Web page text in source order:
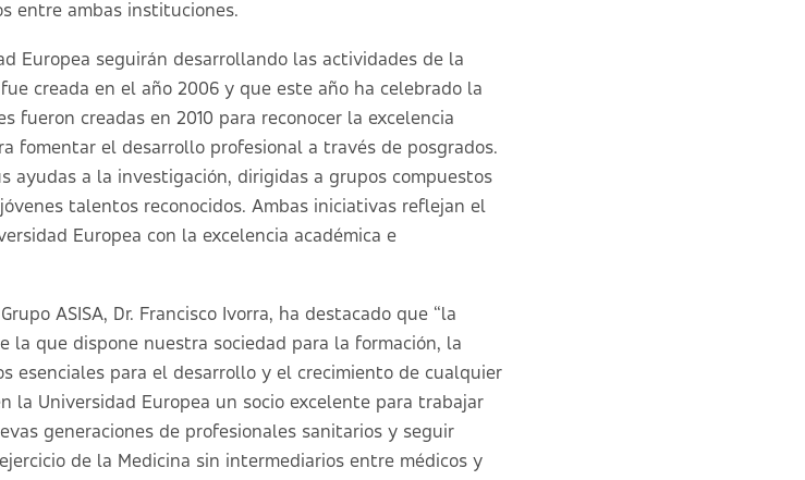
entre ambas instituciones.
Europea seguirán desarrollando las actividades de la
creada en el año 2006 y que este año ha celebrado la
fueron creadas en 2010 para reconocer la excelencia
fomentar el desarrollo profesional a través de posgrados.
ayudas a la investigación, dirigidas a grupos compuestos
talentos reconocidos. Ambas iniciativas reflejan el
Europea con la excelencia académica e
ASISA, Dr. Francisco Ivorra, ha destacado que “la
que dispone nuestra sociedad para la formación, la
esenciales para el desarrollo y el crecimiento de cualquier
la Universidad Europea un socio excelente para trabajar
generaciones de profesionales sanitarios y seguir
de la Medicina sin intermediarios entre médicos y